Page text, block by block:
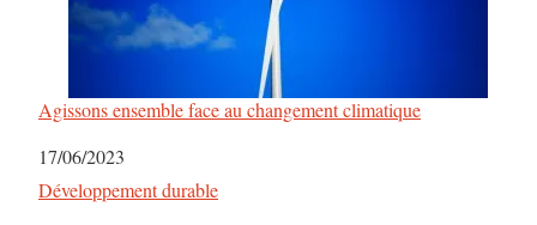
Agissons ensemble face au changement climatique
Date
17/06/2023
Par rapport à
Développement durable